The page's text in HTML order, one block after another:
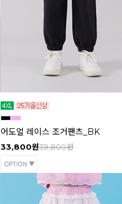
어도얼 레이스 조거팬츠_BK
33,800원39,800원